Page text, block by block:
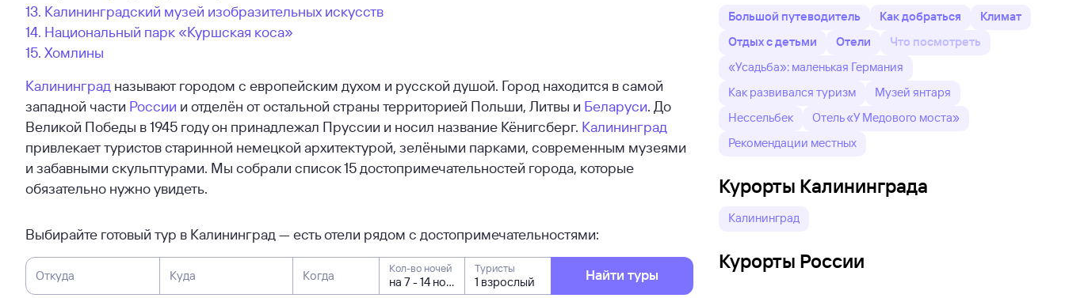
13. Калининградский музей изобразительных искусств
14. Национальный парк «Куршская коса»
15. Хомлины
Калининград называют городом с европейским духом и русской душой. Город находится в самой
западной части России и отделён от остальной страны территорией Польши, Литвы и Беларуси. До
Великой Победы в 1945 году он принадлежал Пруссии и носил название Кёнигсберг. Калининград
привлекает туристов старинной немецкой архитектурой, зелёными парками, современным музеями
и забавными скульптурами. Мы собрали список 15 достопримечательностей города, которые
обязательно нужно увидеть.
Выбирайте готовый тур в Калининград — есть отели рядом с достопримечательностями:
Откуда Куда Когда Кол-во ночей Туристы Найти туры
Большой путеводитель Как добраться
Климат
Отдых с детьми
Отели
Что посмотреть
«Усадьба»: маленькая Германия
Как развивался туризм
Музей янтаря
Нессельбек
Отель «У Медового моста»
Рекомендации местных
Курорты Калининграда
Калининград
Курорты России